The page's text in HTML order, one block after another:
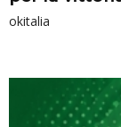
okitalia